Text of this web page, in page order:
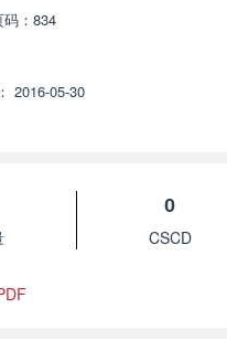
：834
2016-05-30
0
CSCD